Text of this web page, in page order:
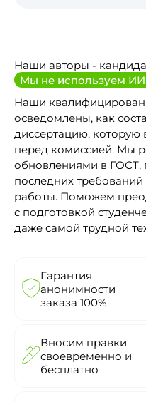
Наши авторы -
Мы не используем ИИ
Наши
осведомлены, как
диссертацию, которую
перед комиссией. Мы
обновлениями в ГОСТ,
последних
работы. Поможем
с подготовкой
даже самой трудной
Гарантия
анонимности
заказа 100%
Вносим правки
своевременно и
бесплатно